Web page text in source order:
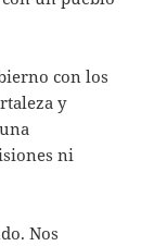
con los
y
ni
Nos